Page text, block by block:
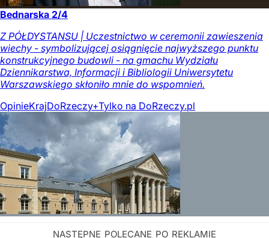
Bednarska 2/4
Z PÓŁDYSTANSU | Uczestnictwo w ceremonii zawieszenia
wiechy - symbolizującej osiągnięcie najwyższego punktu
konstrukcyjnego budowli - na gmachu Wydziału
Dziennikarstwa, Informacji i Bibliologii Uniwersytetu
Warszawskiego skłoniło mnie do wspomnień.
OpinieKrajDoRzeczy+Tylko na DoRzeczy.pl